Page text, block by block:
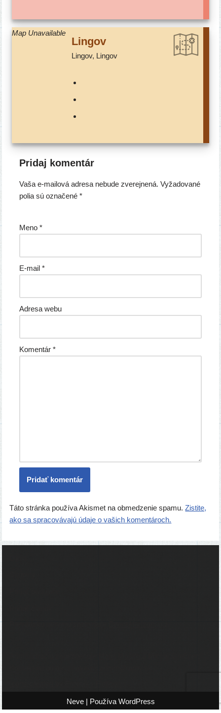
Map Unavailable
Lingov
Lingov, Lingov
Pridaj komentár
Vaša e-mailová adresa nebude zverejnená. Vyžadované
polia sú označené*
Meno*
E-mail*
Adresa webu
Komentár*
Táto stránka používa Akismet na obmedzenie spamu.Zistite,
ako sa spracovávajú údaje o vašich komentároch.
Neve| PoužívaWordPress